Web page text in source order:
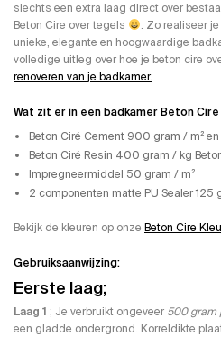
slechts een extra laag direct over
Beton Cire over tegels
. Zo realiseer
unieke, elegante en hoogwaardige
volledige uitleg over hoe je beton cire
renoveren van je badkamer.
Wat zit er in een badkamer Beton
Beton Ciré Cement 900 gram / m²
Beton Ciré Resin 400 gram / kg
Impregneermiddel 50 gram / m²
2 componenten matte PU Sealer 125
Bekijk de kleuren op onze Beton Cire
Gebruiksaanwijzing:
Eerste laag;
Laag 1 ; Je verbruikt ongeveer 500 gram
een gladde ondergrond. Korreldikte